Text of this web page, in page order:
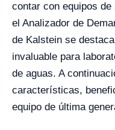
contar con equipos
el Analizador de
de Kalstein se
invaluable para
de aguas. A
características,
equipo de última